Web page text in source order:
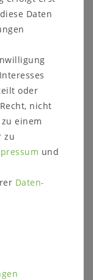
oder
lackiert
SieHIER!
Auf
erhältlich.
Daten
oder
nicht
einem
zu
und
Daten­